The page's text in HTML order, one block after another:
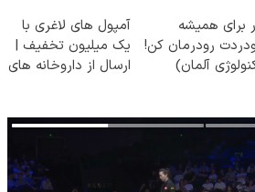
برای همیشه
رودرمان کن!
آلمان)
آمپول های لاغری با
یک میلیون تخفیف |
ارسال از داروخانه های